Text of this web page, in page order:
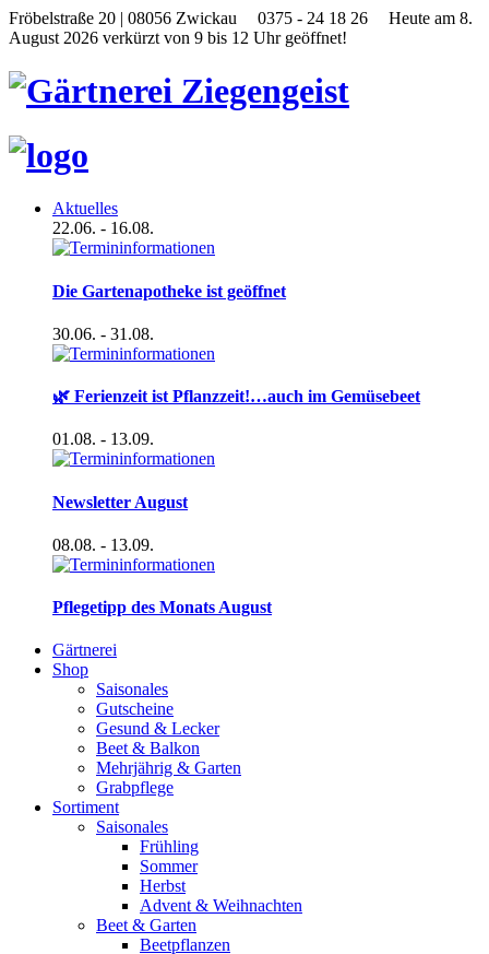
Fröbelstraße 20 | 08056 Zwickau 0375 - 24 18 26
Heute am 8.
August 2026 verkürzt von 9 bis 12 Uhr geöffnet!
Aktuelles
22.06. - 16.08.
Die Gartenapotheke ist geöffnet
30.06. - 31.08.
🌿 Ferienzeit ist Pflanzzeit!…auch im Gemüsebeet
01.08. - 13.09.
Newsletter August
08.08. - 13.09.
Pflegetipp des Monats August
Gärtnerei
Shop
Saisonales
Gutscheine
Gesund & Lecker
Beet & Balkon
Mehrjährig & Garten
Grabpflege
Sortiment
Saisonales
Frühling
Sommer
Herbst
Advent & Weihnachten
Beet & Garten
Beetpflanzen